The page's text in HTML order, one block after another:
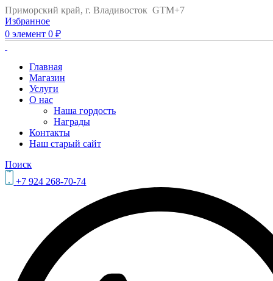
Приморский край, г. Владивосток GTM+7
Избранное
0 элемент 0 ₽
Главная
Магазин
Услуги
О нас
Наша гордость
Награды
Контакты
Наш старый сайт
Поиск
+7 924 268-70-74